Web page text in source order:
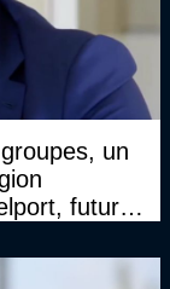
un
futur